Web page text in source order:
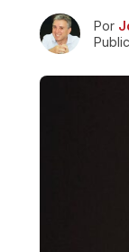
Ir direto pra
Por